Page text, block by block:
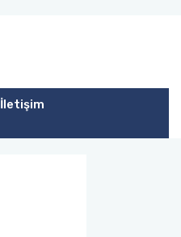
İletişim